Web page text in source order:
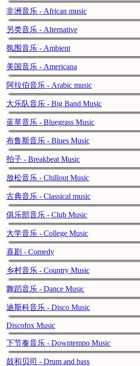
非洲音乐 - African music
另类音乐 - Alternative
氛围音乐 - Ambient
美国音乐 - Americana
阿拉伯音乐 - Arabic music
大乐队音乐 - Big Band Music
蓝草音乐 - Bluegrass Music
布鲁斯音乐 - Blues Music
拍子 - Breakbeat Music
放松音乐 - Chillout Music
古典音乐 - Classical music
俱乐部音乐 - Club Music
大学音乐 - College Music
喜剧 - Comedy
乡村音乐 - Country Music
舞蹈音乐 - Dance Music
迪斯科音乐 - Disco Music
Discofox Music
下节奏音乐 - Downtempo Music
鼓和贝司 - Drum and bass